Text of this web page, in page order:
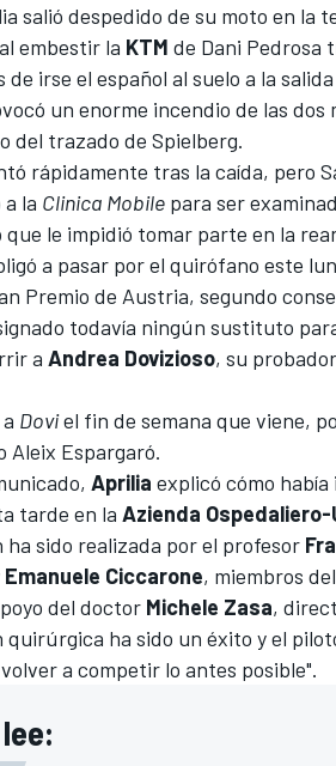
salió despedido de su moto en la
embestir la KTM de Dani Pedrosa
irse el español al suelo a la
un enorme incendio de las
del trazado de Spielberg.
rápidamente tras la caída, pero
la Clinica Mobile para ser
que le impidió tomar parte en la
a pasar por el quirófano este
Premio de Austria, segundo
todavía ningún sustituto
a Andrea Dovizioso, su
Doviel fin de semana que viene,
Aleix Espargaró.
Aprilia explicó cómo
tarde en la Azienda
sido realizada por el profesor
Emanuele Ciccarone, miembros
del doctor Michele Zasa,
ha sido un éxito y el
a competir lo antes posible".